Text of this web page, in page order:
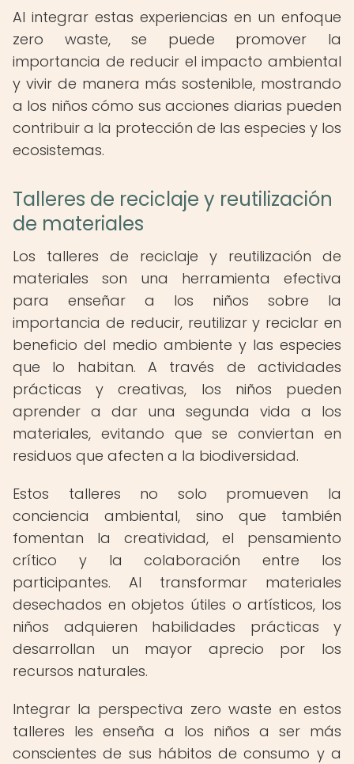
Al integrar estas experiencias en un enfoque
zero waste, se puede promover la
importancia de reducir el impacto ambiental
y vivir de manera más sostenible, mostrando
a los niños cómo sus acciones diarias pueden
contribuir a la protección de las especies y los
ecosistemas.
Talleres de reciclaje y reutilización
de materiales
Los talleres de reciclaje y reutilización de
materiales son una herramienta efectiva
para enseñar a los niños sobre la
importancia de reducir, reutilizar y reciclar en
beneficio del medio ambiente y las especies
que lo habitan. A través de actividades
prácticas y creativas, los niños pueden
aprender a dar una segunda vida a los
materiales, evitando que se conviertan en
residuos que afecten a la biodiversidad.
Estos talleres no solo promueven la
conciencia ambiental, sino que también
fomentan la creatividad, el pensamiento
crítico y la colaboración entre los
participantes. Al transformar materiales
desechados en objetos útiles o artísticos, los
niños adquieren habilidades prácticas y
desarrollan un mayor aprecio por los
recursos naturales.
Integrar la perspectiva zero waste en estos
talleres les enseña a los niños a ser más
conscientes de sus hábitos de consumo y a